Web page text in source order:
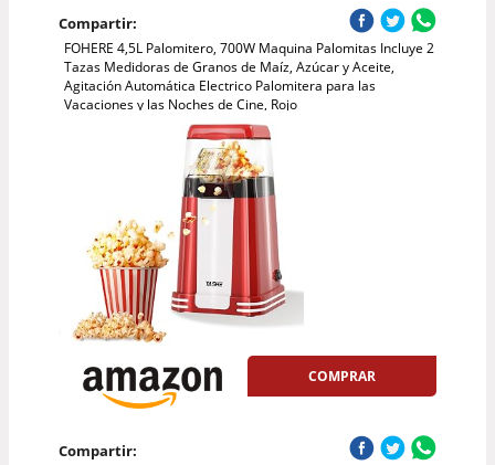
Compartir:
FOHERE 4,5L Palomitero, 700W Maquina Palomitas Incluye 2
Tazas Medidoras de Granos de Maíz, Azúcar y Aceite,
Agitación Automática Electrico Palomitera para las
Vacaciones y las Noches de Cine, Rojo
COMPRAR
Compartir: